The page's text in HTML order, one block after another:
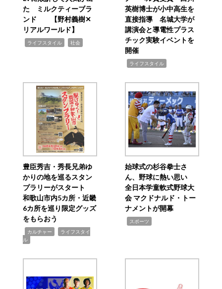
た ミルクティーブラ
ンド 【野村義樹✕
リアルワールド】
ライフスタイル 社会
英樹博士が小中高生を
直接指導 名城大学が
講演会と導電性プラス
チック実験イベントを
開催
ライフスタイル
豊臣秀吉・秀長兄弟ゆ
かりの地を巡るスタン
プラリーがスタート
和歌山市内5カ所・近畿
6カ所を巡り限定グッズ
をもらおう
カルチャー
ライフスタイ
ル
始球式の杉谷拳士さ
ん、野球に熱い思い
全日本学童軟式野球大
会 マクドナルド・トー
ナメントが開幕
スポーツ